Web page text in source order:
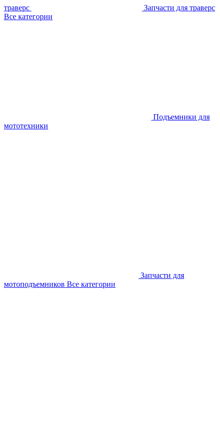
траверс
Запчасти для траверс
Все категории
Подъемники для
мототехники
Запчасти для
мотоподъемников Все категории